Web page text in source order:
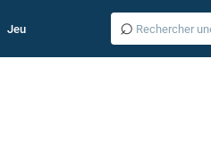
Jeu ⌕